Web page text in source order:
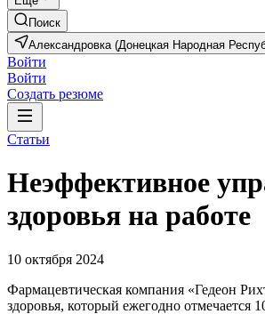
Поиск
Александровка (Донецкая Народная
Войти
Войти
Создать резюме
Статьи
Неэффективное
здоровья на работе
10 октября 2024
Фармацевтическая компания «Гедеон
здоровья, который ежегодно отмечается